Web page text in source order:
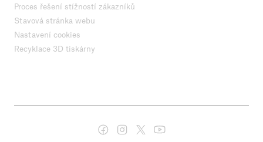
Proces řešení stížností zákazníků
Stavová stránka webu
Nastavení cookies
Recyklace 3D tiskárny